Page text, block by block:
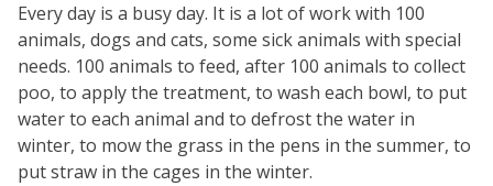
Every day is a busy day. It is a lot of work with 100
animals, dogs and cats, some sick animals with special
needs. 100 animals to feed, after 100 animals to collect
poo, to apply the treatment, to wash each bowl, to put
water to each animal and to defrost the water in
winter, to mow the grass in the pens in the summer, to
put straw in the cages in the winter.